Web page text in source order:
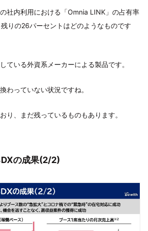
社内利用における「Omnia LINK」の占有率
りの26パーセントはどのようなものです
ている外資系メーカーによる製品です。
わっていない状況ですね。
り、まだ残っているものもあります。
の成果(2/2)